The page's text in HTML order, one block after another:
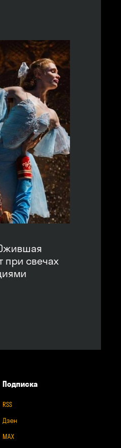
при свечах
Подписка
RSS
Дзен
MAX